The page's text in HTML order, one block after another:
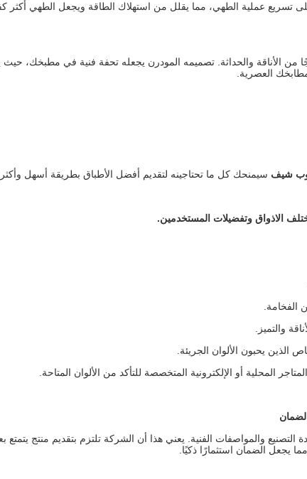
تسريع عملية الطهي، مما يقلل من استهلاك الطاقة ويجعل الطهي أكثر
من الأناقة والحداثة. تصميمه المودرن يجعله تحفة فنية في
العصرية.
شيف سيمنحك كل ما تحتاجينه لتقديم أفضل الأطباق بطريقة أسهل
الاذواق وتفضيلات المستخدمين.
الفخامة.
والتميز.
الذين يحبون الألوان الجريئة.
المحلية أو الإلكترونية المتخصصة للتأكد من الألوان المتاحة.
والمواصفات الفنية. يعني هذا أن الشركة تلتزم بتقديم منتج يتمتع
يجعل الضمان استثمارًا ذكيًا.